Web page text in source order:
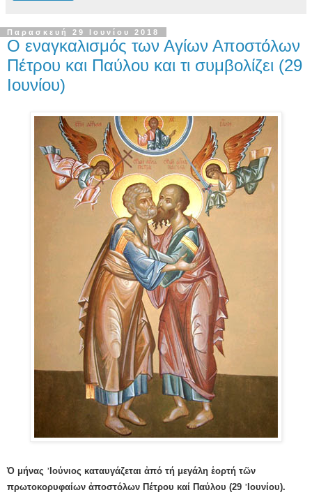
Παρασκευή 29 Ιουνίου 2018
Ο εναγκαλισμός των Αγίων Αποστόλων
Πέτρου και Παύλου και τι συμβολίζει (29
Ιουνίου)
Ὁ μήνας ᾽Ιούνιος καταυγάζεται ἀπό τή μεγάλη ἑορτή τῶν
πρωτοκορυφαίων ἀποστόλων Πέτρου καί Παύλου (29 ᾽Ιουνίου).